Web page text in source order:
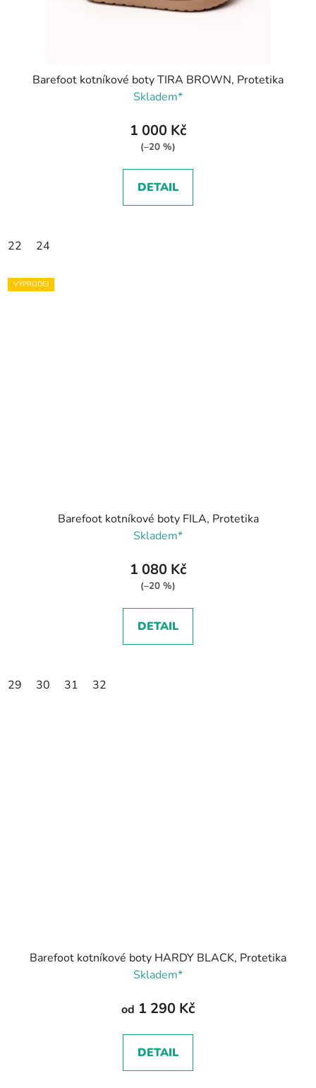
Barefoot kotníkové boty TIRA BROWN, Protetika
Skladem*
1 000 Kč
(–20 %)
DETAIL
22 24
VÝPRODEJ
Barefoot kotníkové boty FILA, Protetika
Skladem*
1 080 Kč
(–20 %)
DETAIL
29 30 31 32
Barefoot kotníkové boty HARDY BLACK, Protetika
Skladem*
od 1 290 Kč
DETAIL